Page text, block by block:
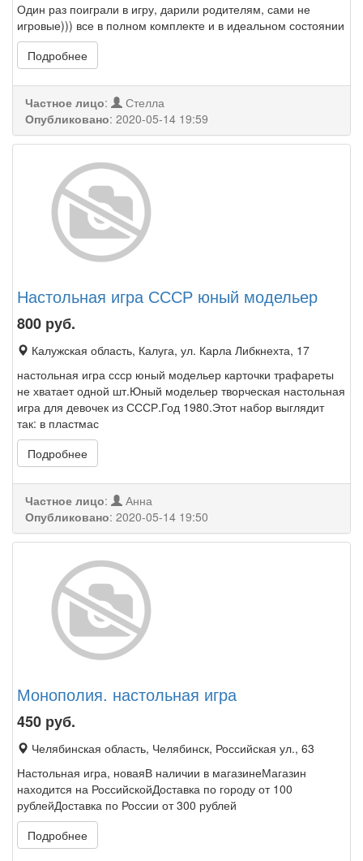
Один раз поиграли в игру, дарили родителям, сами не
игровые))) все в полном комплекте и в идеальном состоянии
Подробнее
Частное лицо:
Стелла
Опубликовано: 2020-05-14 19:59
Настольная игра СССР юный модельер
800 руб.
Калужская область, Калуга, ул. Карла Либкнехта, 17
настольная игра ссср юный модельер карточки трафареты
не хватает одной шт.Юный модельер творческая настольная
игра для девочек из СССР.Год 1980.Этот набор выглядит
так: в пластмас
Подробнее
Частное лицо:
Анна
Опубликовано: 2020-05-14 19:50
Монополия. настольная игра
450 руб.
Челябинская область, Челябинск, Российская ул., 63
Настольная игра, новаяВ наличии в магазинеМагазин
находится на РоссийскойДоставка по городу от 100
рублейДоставка по России от 300 рублей
Подробнее